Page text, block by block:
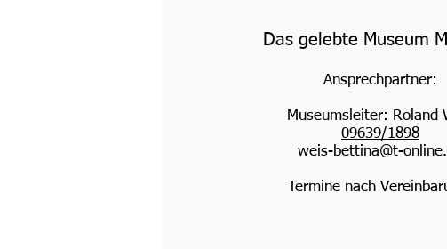
Das gelebte Museum
Ansprechpartner:
Museumsleiter: Roland
09639/1898
weis-bettina@t-
Termine nach